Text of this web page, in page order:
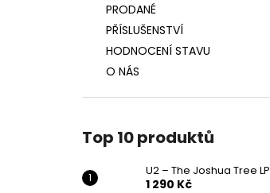
PRODANÉ
PŘÍSLUŠENSTVÍ
HODNOCENÍ STAVU
O NÁS
Top 10 produktů
U2 – The Joshua Tree LP
1 290 Kč